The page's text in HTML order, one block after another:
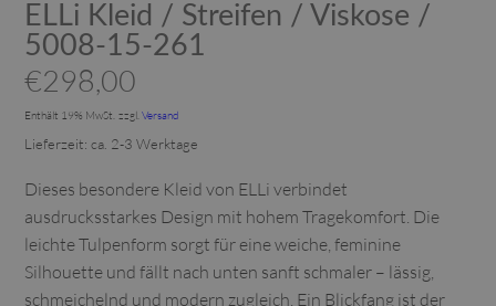
ELLi Kleid / Streifen / Viskose /
5008-15-261
€298,00
Enthält 19% MwSt. zzgl.Versand
Lieferzeit: ca. 2-3 Werktage
Dieses besondere Kleid von ELLi verbindet
ausdrucksstarkes Design mit hohem Tragekomfort. Die
leichte Tulpenform sorgt für eine weiche, feminine
Silhouette und fällt nach unten sanft schmaler – lässig,
schmeichelnd und modern zugleich. Ein Blickfang ist der